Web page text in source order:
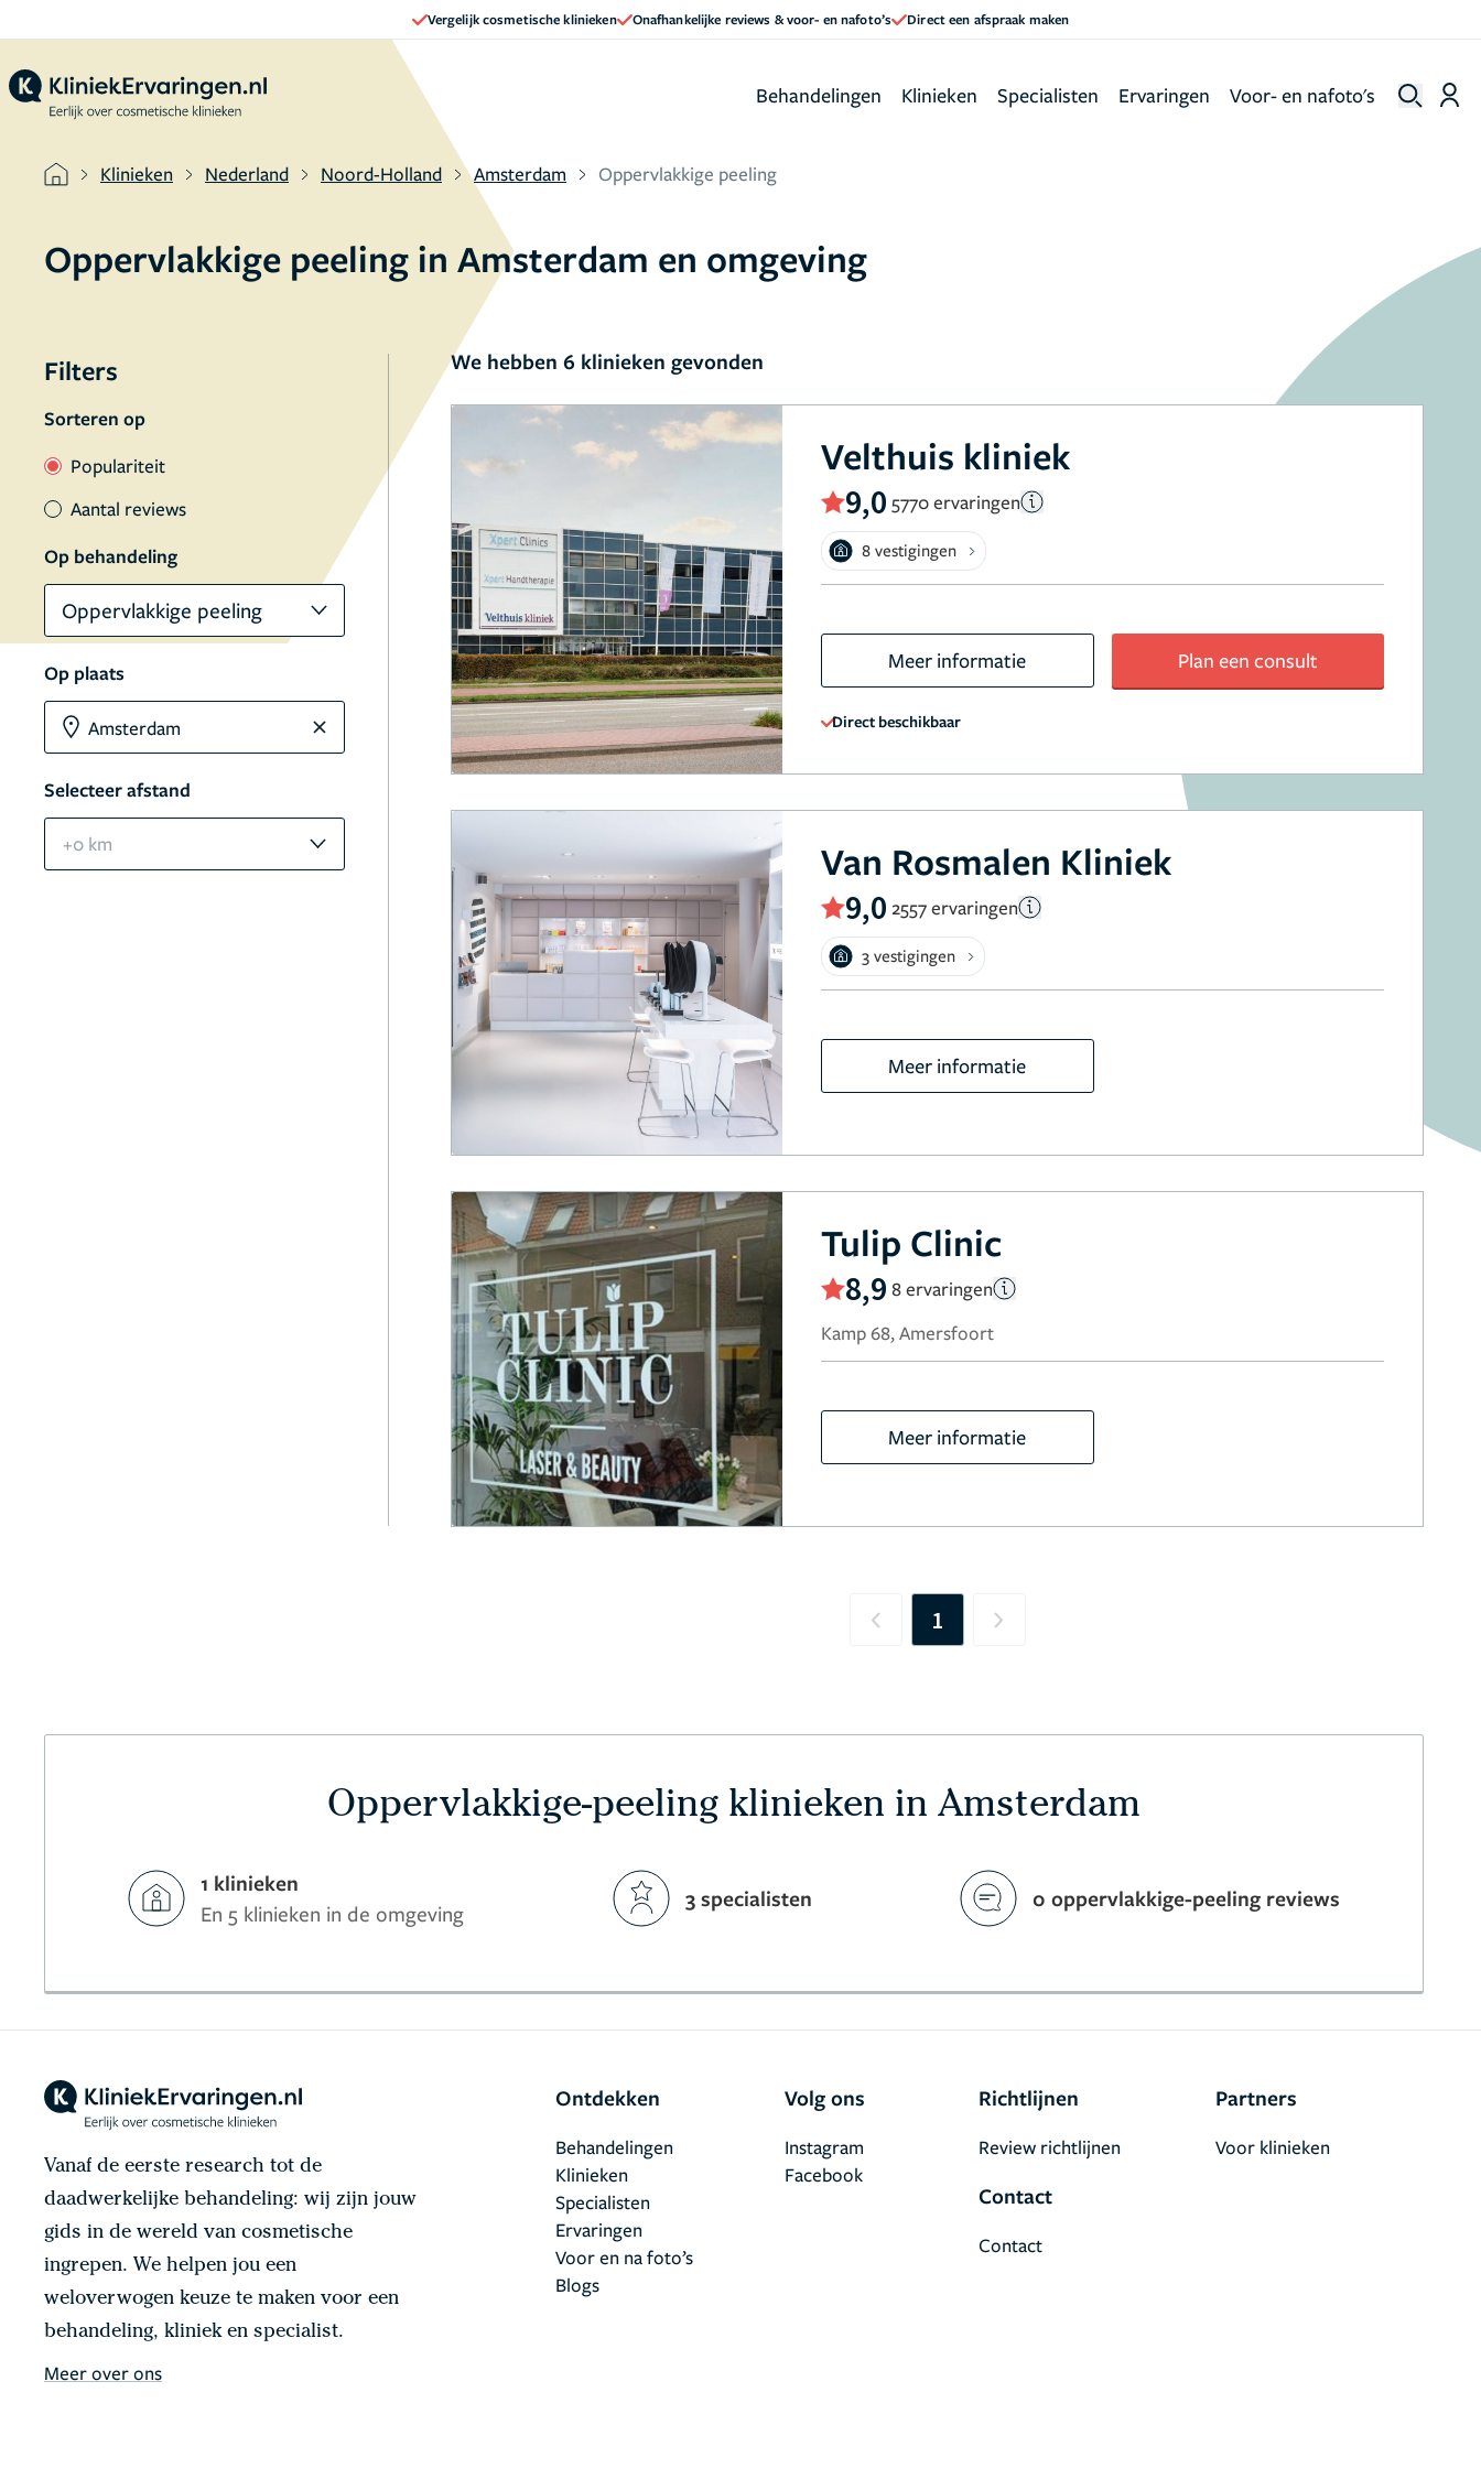
Vergelijk cosmetische klinieken Onafhankelijke reviews & voor- en nafoto’s Direct een afspraak maken
Behandelingen Klinieken Specialisten Ervaringen Voor- en nafoto's
Klinieken Nederland Noord-Holland Amsterdam Oppervlakkige peeling
Oppervlakkige peeling in Amsterdam en omgeving
Filters
Sorteren op
Populariteit
Aantal reviews
Op behandeling
Oppervlakkige peeling
Op plaats
Selecteer afstand
+0 km
We hebben 6 klinieken gevonden
Velthuis kliniek
9,0 5770 ervaringen
8 vestigingen
Meer informatie Plan een consult
Direct beschikbaar
Van Rosmalen Kliniek
9,0 2557 ervaringen
3 vestigingen
Meer informatie
Tulip Clinic
8,9 8 ervaringen
Kamp 68, Amersfoort
Meer informatie
Previous
1 Next
Oppervlakkige-peeling klinieken in Amsterdam
1 klinieken
En 5 klinieken in de omgeving
3 specialisten 0 oppervlakkige-peeling reviews
Vanaf de eerste research tot de
daadwerkelijke behandeling: wij zijn jouw
gids in de wereld van cosmetische
ingrepen. We helpen jou een
weloverwogen keuze te maken voor een
behandeling, kliniek en specialist.
Meer over ons
Ontdekken
Behandelingen
Klinieken
Specialisten
Ervaringen
Voor en na foto’s
Blogs
Volg ons
Facebook
Instagram
Richtlijnen
Review richtlijnen
Contact
Contact
Partners
Voor klinieken